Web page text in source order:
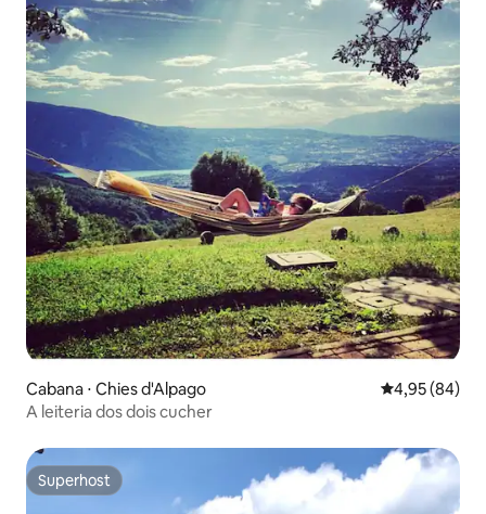
Cabana ⋅ Chies d'Alpago 4,95 de uma
4,95 (84)
A leiteria dos dois cucher
Superhost
Superhost